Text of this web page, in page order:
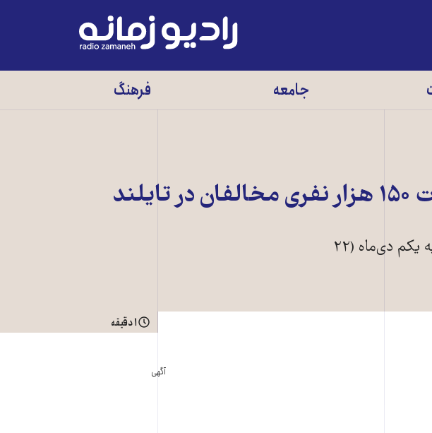
رادیو
زمانه
جامعه فرهنگ
يکم دی‌ماه (۲۲
۱ دقیقه
آگهی